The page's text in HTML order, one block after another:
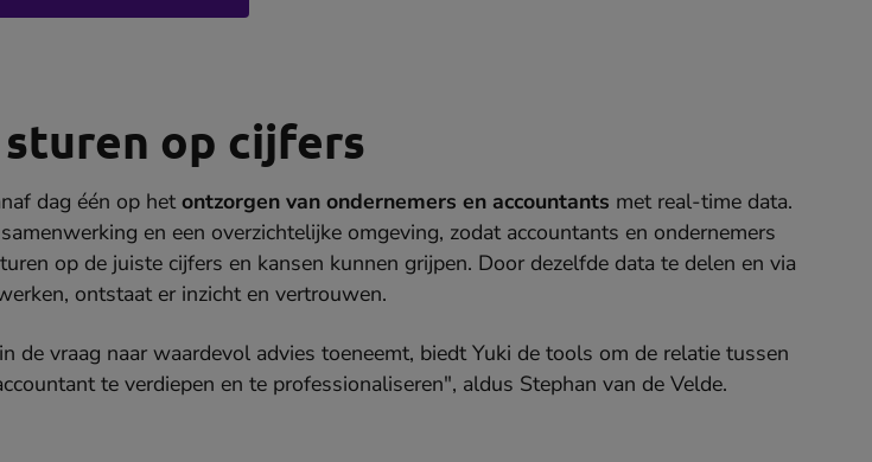
sturen op cijfers
dag één op hetontzorgen van ondernemers en accountants met real-time data.
en een overzichtelijke omgeving, zodat accountants en ondernemers
op de juiste cijfers en kansen kunnen grijpen. Door dezelfde data te delen en via
ontstaat er inzicht en vertrouwen.
de vraag naar waardevol advies toeneemt, biedt Yuki de tools om de relatie tussen
te verdiepen en te professionaliseren", aldus Stephan van de Velde.